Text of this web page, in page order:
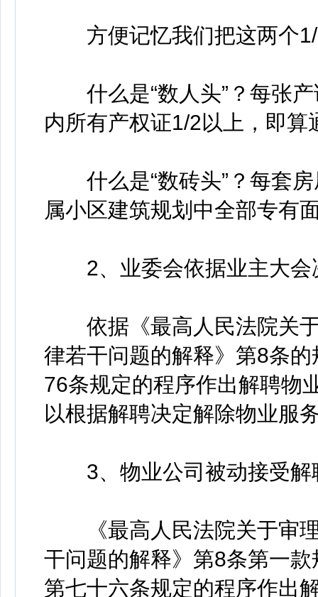
方便记忆我们把这两个1/2
什么是“数人头”？每张产
内所有产权证1/2以上，即算
什么是“数砖头”？每套房
属小区建筑规划中全部专有
2、业委会依据业主大会
依据《最高人民法院关于
律若干问题的解释》第8条
76条规定的程序作出解聘物
以根据解聘决定解除物业服
3、物业公司被动接受解
《最高人民法院关于审理
干问题的解释》第8条第一
第七十六条规定的程序作出